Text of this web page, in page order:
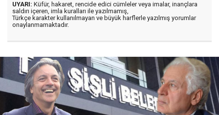
UYARI: Küfür, hakaret, rencide edici cümleler veya imalar, inançlara
saldırı içeren, imla kuralları ile yazılmamış,
Türkçe karakter kullanılmayan ve büyük harflerle yazılmış yorumlar
onaylanmamaktadır.